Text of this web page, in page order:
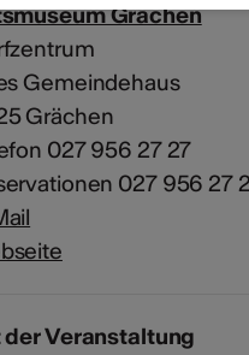
Grächen
Gemeindehaus
Grächen
027 956 27 27
027 956 27
Veranstaltung